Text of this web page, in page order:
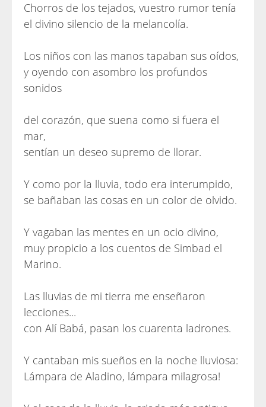
Chorros de los tejados, vuestro rumor tenía
el divino silencio de la melancolía.
Los niños con las manos tapaban sus oídos,
y oyendo con asombro los profundos
sonidos
del corazón, que suena como si fuera el
mar,
sentían un deseo supremo de llorar.
Y como por la lluvia, todo era interumpido,
se bañaban las cosas en un color de olvido.
Y vagaban las mentes en un ocio divino,
muy propicio a los cuentos de Simbad el
Marino.
Las lluvias de mi tierra me enseñaron
lecciones...
con Alí Babá, pasan los cuarenta ladrones.
Y cantaban mis sueños en la noche lluviosa:
Lámpara de Aladino, lámpara milagrosa!